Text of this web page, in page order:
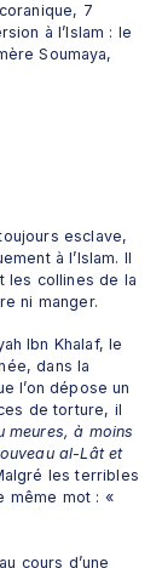
7
à l’Islam : le
esclave,
à l’Islam. Il
les collines de la
ni manger.
Ibn Khalaf, le
dans la
l’on dépose un
de torture, il
meures, à moins
al-Lât et
les terribles
même mot : «
cours d’une